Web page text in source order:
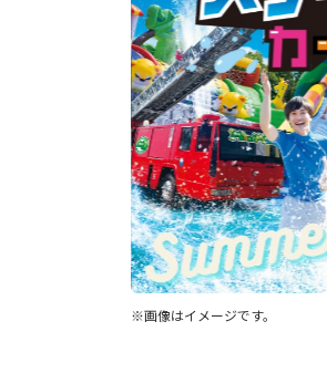
※画像はイメージです。